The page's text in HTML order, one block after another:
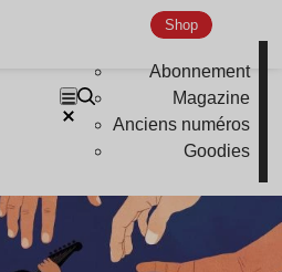
Shop
Abonnement
Magazine
Anciens numéros
Goodies